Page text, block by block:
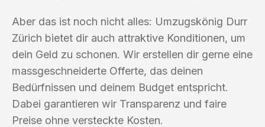
Aber das ist noch nicht alles: Umzugskönig Durr
Zürich bietet dir auch attraktive Konditionen, um
dein Geld zu schonen. Wir erstellen dir gerne eine
massgeschneiderte Offerte, das deinen
Bedürfnissen und deinem Budget entspricht.
Dabei garantieren wir Transparenz und faire
Preise ohne versteckte Kosten.